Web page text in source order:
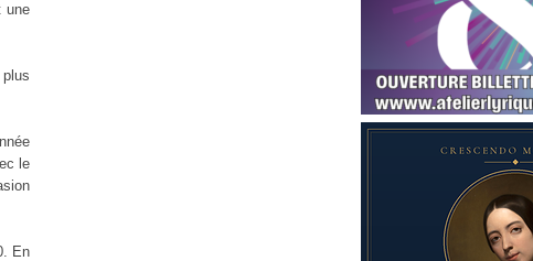
une
le
En